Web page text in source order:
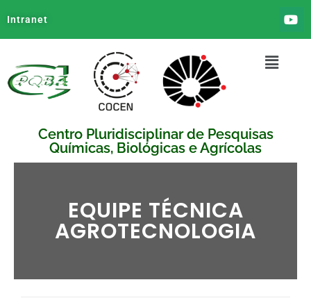
Intranet
Centro Pluridisciplinar de Pesquisas
Químicas, Biológicas e Agrícolas
EQUIPE TÉCNICA
AGROTECNOLOGIA